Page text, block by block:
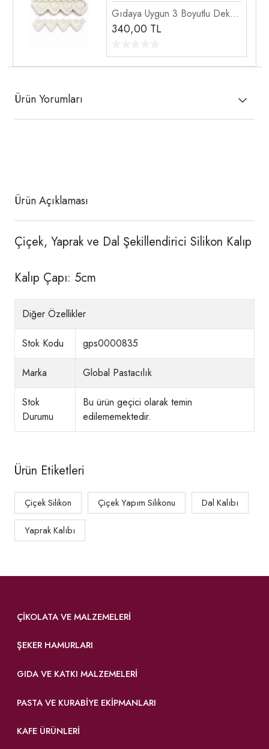
Gıdaya Uygun 3 Boyutlu Dekor
Doku Dantel Şekillendirici
340,00 TL
Ürün Yorumları
Ürün Açıklaması
Çiçek, Yaprak ve Dal Şekillendirici Silikon Kalıp
Kalıp Çapı: 5cm
Diğer Özellikler
Stok Kodu gps0000835
Marka Global Pastacılık
Stok
Durumu
Bu ürün geçici olarak temin
edilememektedir.
Ürün Etiketleri
Çiçek Silikon Çiçek Yapım Silikonu Dal Kalıbı
Yaprak Kalıbı
ÇIKOLATA VE MALZEMELERI
ŞEKER HAMURLARI
GIDA VE KATKI MALZEMELERI
PASTA VE KURABIYE EKIPMANLARI
KAFE ÜRÜNLERI